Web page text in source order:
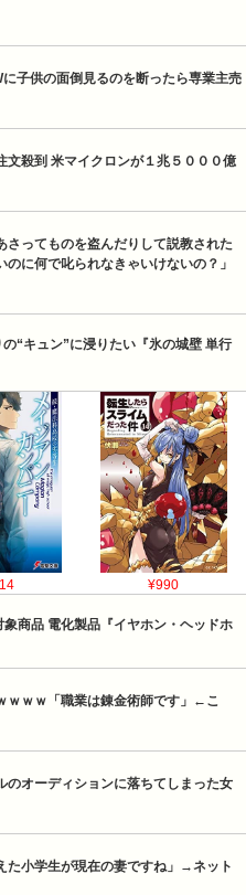
子供の面倒見るのを断ったら専業主売
文殺到 米マイクロンが１兆５０００億
ってものを盗んだりして説教された
に何で叱られなきゃいけないの？」
“キュン”に浸りたい『氷の城壁 単行
¥990
象商品 電化製品『イヤホン・ヘッドホ
ｗｗｗ「職業は錬金術師です」←こ
のオーディションに落ちてしまった女
た小学生が現在の妻ですね」→ネット